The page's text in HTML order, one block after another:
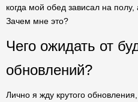
когда мой обед зависал на
Зачем мне это?
Чего ожидать от
обновлений?
Лично я жду крутого